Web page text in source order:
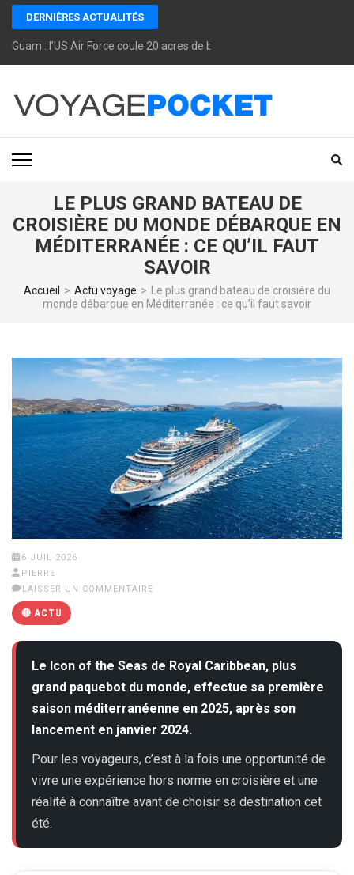
Aller
contenu
Entrée)
DERNIÈRES ACTUALITÉS
Guam : l’US Air Force coule 20 acres de béton à Andersen AFB
VOYAGEPOCKET
LE PLUS GRAND BATEAU DE
CROISIÈRE DU MONDE DÉBARQUE EN
MÉDITERRANÉE : CE QU’IL FAUT
SAVOIR
Accueil > Actu voyage >
Le plus grand bateau de croisière du
monde débarque en Méditerranée : ce qu’il faut savoir
6 JUIL 2026
PIERRE
LAISSER UN COMMENTAIRE
🔴 ACTU
Le Icon of the Seas de Royal Caribbean, plus
grand paquebot du monde, effectue sa première
saison méditerranéenne en 2025, après son
lancement en janvier 2024.
Pour les voyageurs, c’est à la fois une opportunité de
vivre une expérience hors norme en croisière et une
réalité à connaître avant de choisir sa destination cet
été.